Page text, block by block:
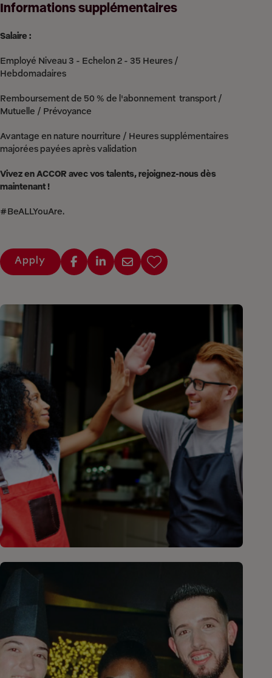
Informations supplémentaires
Salaire :
Employé Niveau 3 - Echelon 2 - 35 Heures /
Hebdomadaires
Remboursement de 50 % de l'abonnement transport /
Mutuelle / Prévoyance
Avantage en nature nourriture / Heures supplémentaires
majorées payées après validation
Vivez en ACCOR avec vos talents, rejoignez-nous dès
maintenant !
#BeALLYouAre.
Apply